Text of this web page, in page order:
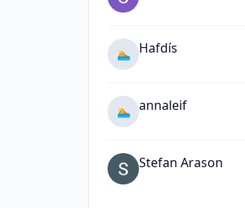
🏊 Hafdís
🏊 annaleif
Stefan Arason